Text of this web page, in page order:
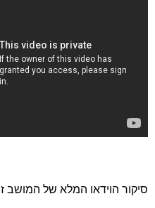
סיקור הוידאו המלא של המושב